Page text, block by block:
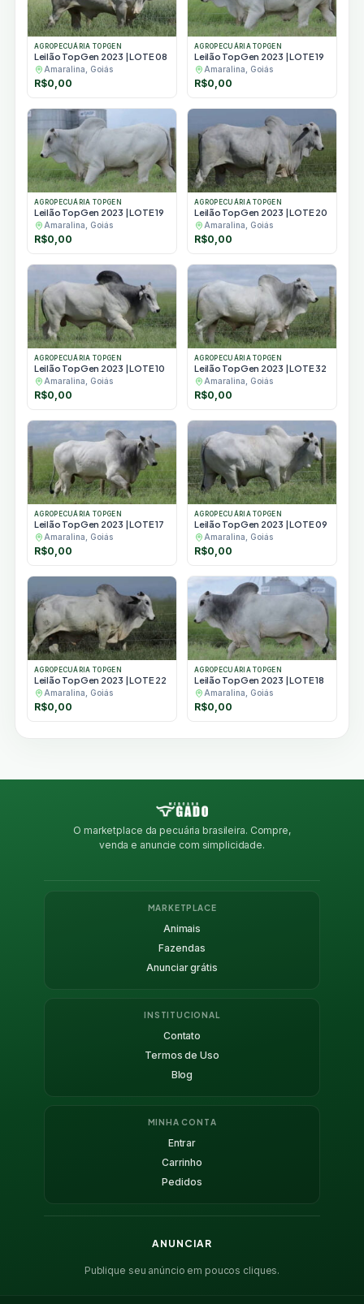
AGROPECUÁRIA TOPGEN
Leilão TopGen 2023 | LOTE 08
Amaralina, Goiás
R$0,00
AGROPECUÁRIA TOPGEN
Leilão TopGen 2023 | LOTE 19
Amaralina, Goiás
R$0,00
AGROPECUÁRIA TOPGEN
Leilão TopGen 2023 | LOTE 19
Amaralina, Goiás
R$0,00
AGROPECUÁRIA TOPGEN
Leilão TopGen 2023 | LOTE 20
Amaralina, Goiás
R$0,00
AGROPECUÁRIA TOPGEN
Leilão TopGen 2023 | LOTE 10
Amaralina, Goiás
R$0,00
AGROPECUÁRIA TOPGEN
Leilão TopGen 2023 | LOTE 32
Amaralina, Goiás
R$0,00
AGROPECUÁRIA TOPGEN
Leilão TopGen 2023 | LOTE 17
Amaralina, Goiás
R$0,00
AGROPECUÁRIA TOPGEN
Leilão TopGen 2023 | LOTE 09
Amaralina, Goiás
R$0,00
AGROPECUÁRIA TOPGEN
Leilão TopGen 2023 | LOTE 22
Amaralina, Goiás
R$0,00
AGROPECUÁRIA TOPGEN
Leilão TopGen 2023 | LOTE 18
Amaralina, Goiás
R$0,00
O marketplace da pecuária brasileira. Compre,
venda e anuncie com simplicidade.
MARKETPLACE
Animais
Fazendas
Anunciar grátis
INSTITUCIONAL
Contato
Termos de Uso
Blog
MINHA CONTA
Entrar
Carrinho
Pedidos
ANUNCIAR
Publique seu anúncio em poucos cliques.